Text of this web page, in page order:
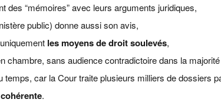
des “mémoires” avec leurs arguments juridiques,
public) donne aussi son avis,
les moyens de droit soulevés,
chambre, sans audience contradictoire dans la
temps, car la Cour traite plusieurs milliers de dossiers
.